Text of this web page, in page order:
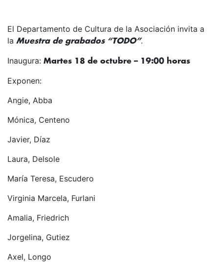
El Departamento de Cultura de la Asociación invita a
la Muestra de grabados “TODO”.
Inaugura: Martes 18 de octubre – 19:00 horas
Exponen:
Angie, Abba
Mónica, Centeno
Javier, Díaz
Laura, Delsole
María Teresa, Escudero
Virginia Marcela, Furlani
Amalia, Friedrich
Jorgelina, Gutiez
Axel, Longo